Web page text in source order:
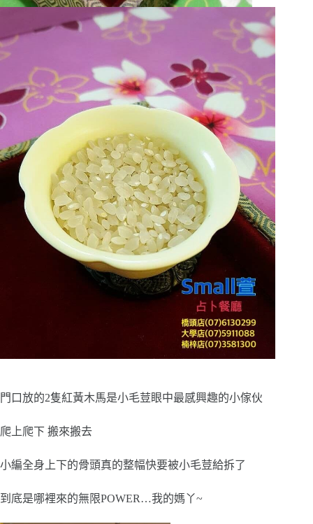
門口放的2隻紅黃木馬是小毛荳眼中最感興趣的小傢伙
爬上爬下 搬來搬去
小編全身上下的骨頭真的整幅快要被小毛荳給拆了
到底是哪裡來的無限POWER…我的媽丫~